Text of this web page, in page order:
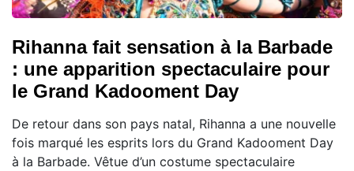
Rihanna fait sensation à la Barbade
: une apparition spectaculaire pour
le Grand Kadooment Day
De retour dans son pays natal, Rihanna a une nouvelle
fois marqué les esprits lors du Grand Kadooment Day
à la Barbade. Vêtue d’un costume spectaculaire